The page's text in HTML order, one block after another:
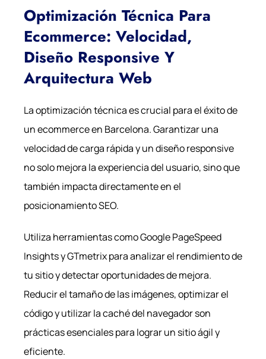
Optimización Técnica Para
Ecommerce: Velocidad,
Diseño Responsive Y
Arquitectura Web
La optimización técnica es crucial para el éxito de
un ecommerce en Barcelona. Garantizar una
velocidad de carga rápida y un diseño responsive
no solo mejora la experiencia del usuario, sino que
también impacta directamente en el
posicionamiento SEO.
Utiliza herramientas como Google PageSpeed
Insights y GTmetrix para analizar el rendimiento de
tu sitio y detectar oportunidades de mejora.
Reducir el tamaño de las imágenes, optimizar el
código y utilizar la caché del navegador son
prácticas esenciales para lograr un sitio ágil y
eficiente.